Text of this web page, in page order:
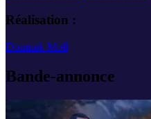
Réalisation :
Dominik Moll
Bande-annonce